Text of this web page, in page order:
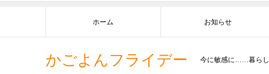
かごよんフライデー 今に敏感に……暮らし
ホーム お知らせ